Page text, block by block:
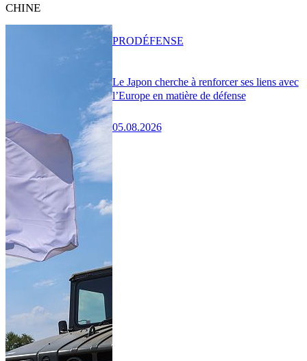
CHINE
Le Japon cherche à renforcer ses liens avec
l’Europe en matière de défense
05.08.2026
PRODÉFENSE